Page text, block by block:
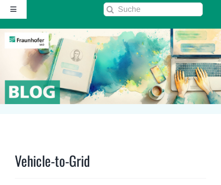
Zum
Inhalt
springen
Toggle
Navigation
Startseite
Über diesen Blog
Kontakt
RSS
Suche
Vehicle-to-Grid